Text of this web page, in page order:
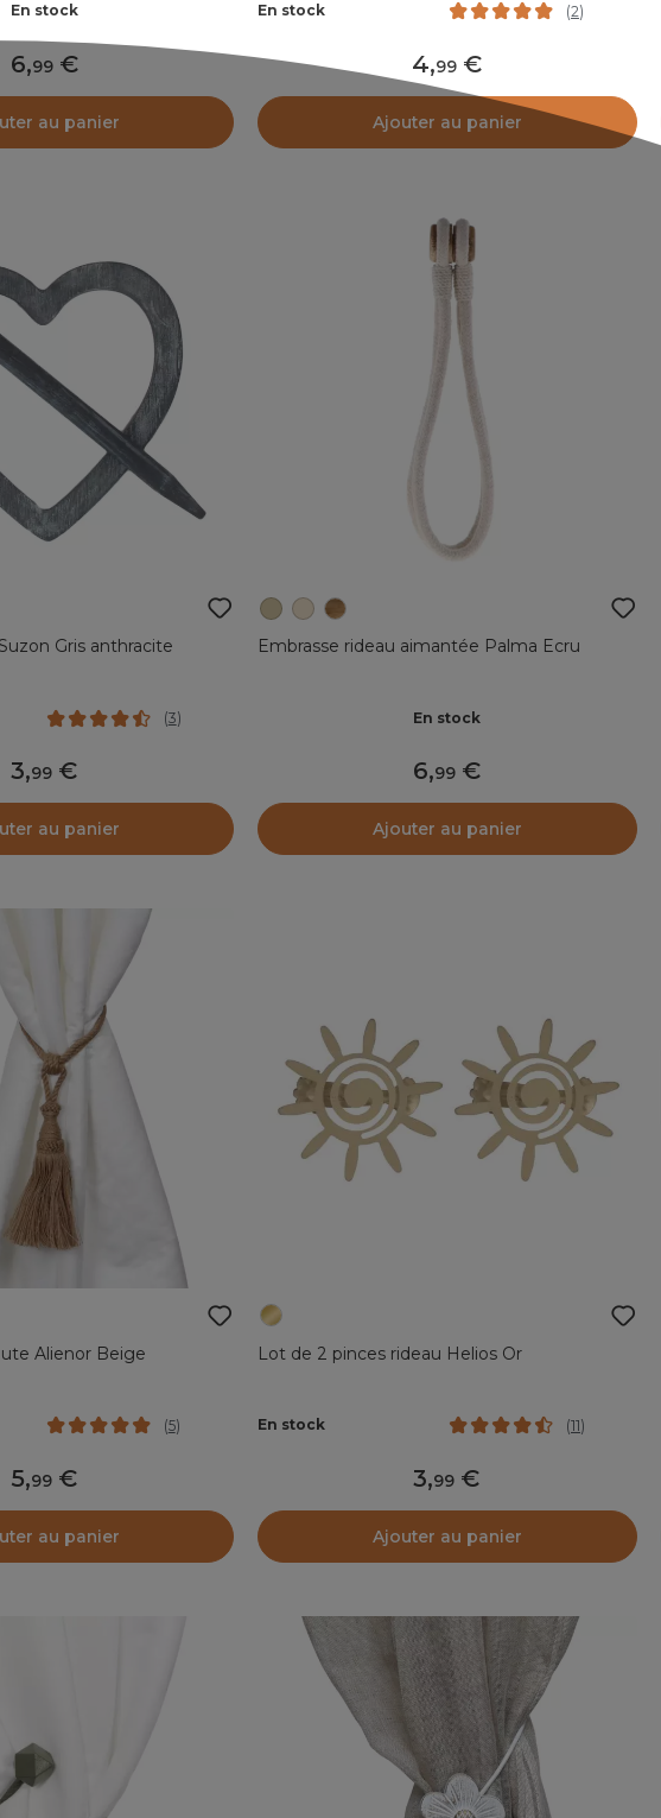
En stock
6,99
au panier
En stock (2)
4,99
Ajouter au panier
Gris anthracite
(3)
3,99
au panier
Embrasse rideau aimantée Palma Ecru
En stock
6,99
Ajouter au panier
Alienor Beige
(5)
5,99
au panier
Lot de 2 pinces rideau Helios Or
En stock (11)
3,99
Ajouter au panier